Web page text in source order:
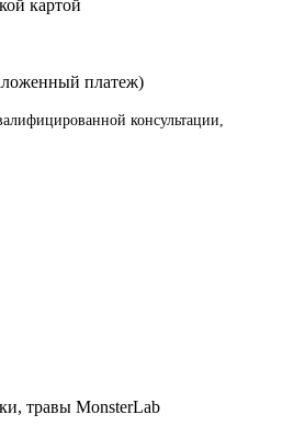
картой
платеж)
консультации,
травы MonsterLab